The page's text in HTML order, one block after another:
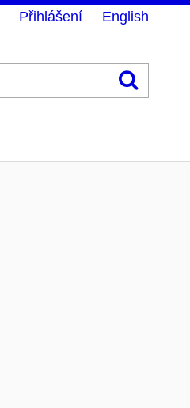
Přihlášení English